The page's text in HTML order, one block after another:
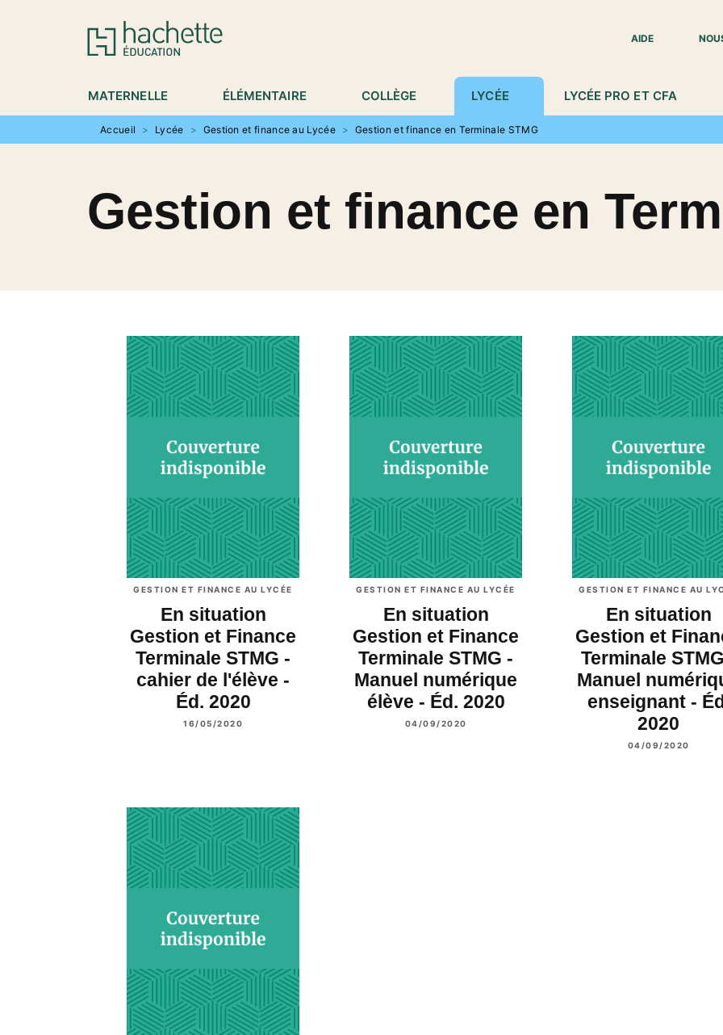
MENU RECHERCHE
AIDE
MATERNELLE ÉLÉMENTAIRE COLLÈGE LYCÉE LYCÉE PRO ET CFA
Accueil > Lycée > Gestion et finance au Lycée > Gestion et finance en Terminale STMG
Gestion et finance en
GESTION ET FINANCE AU LYCÉE
En situation
Gestion et Finance
Terminale STMG -
cahier de l'élève -
Éd. 2020
16/05/2020
GESTION ET FINANCE AU LYCÉE
En situation
Gestion et Finance
Terminale STMG -
Manuel numérique
élève - Éd. 2020
04/09/2020
GESTION ET FINANCE AU
En situation
Gestion et
Terminale
Manuel
enseignant -
2020
04/09/2020